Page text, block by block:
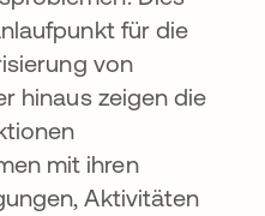
für die
von
hinaus zeigen die
mit ihren
Aktivitäten